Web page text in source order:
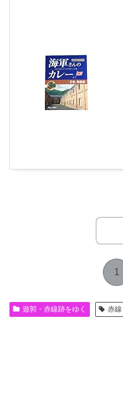
1
遊郭・赤線跡をゆく 赤線